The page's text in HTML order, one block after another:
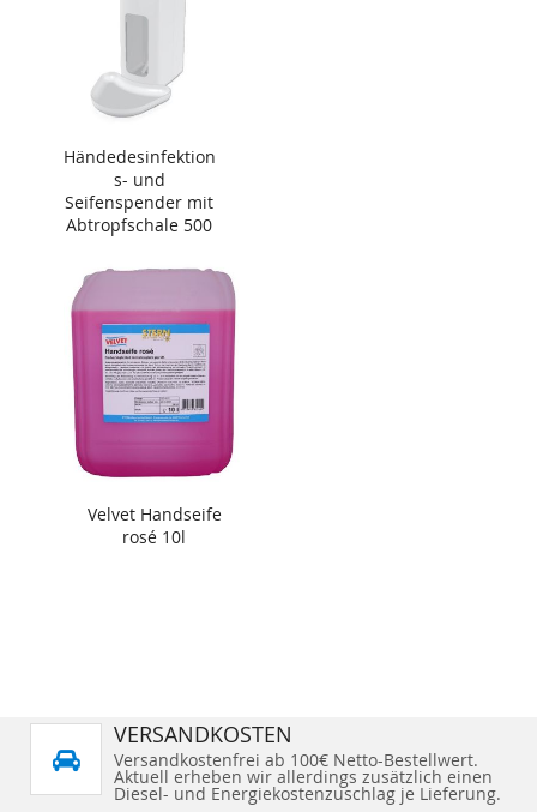
Händedesinfektion
s- und
Seifenspender mit
Abtropfschale 500
Velvet Handseife
rosé 10l
VERSANDKOSTEN
Versandkostenfrei ab 100€ Netto-Bestellwert.
Aktuell erheben wir allerdings zusätzlich einen
Diesel- und Energiekostenzuschlag je Lieferung.